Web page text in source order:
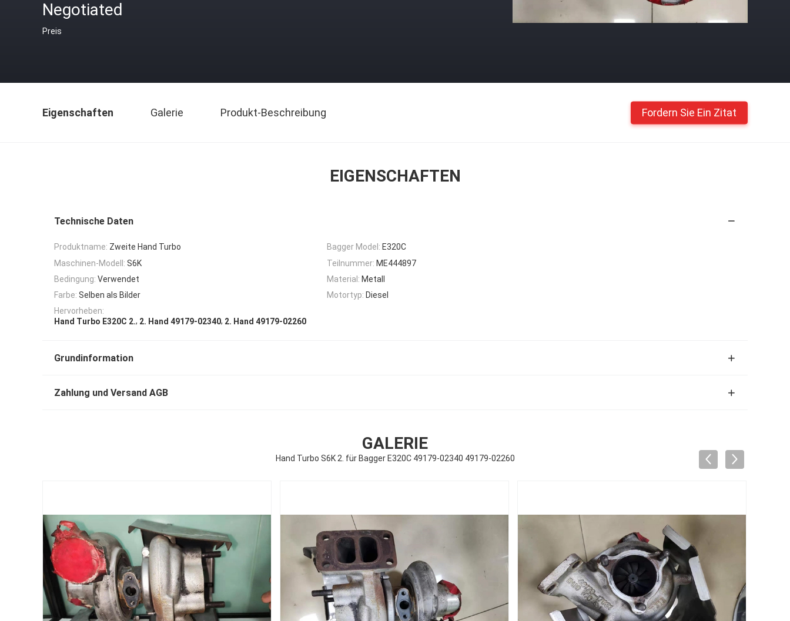
Negotiated
Preis
Eigenschaften Galerie Produkt-Beschreibung Fordern Sie Ein Zitat
EIGENSCHAFTEN
Technische Daten
Produktname: Zweite Hand Turbo Bagger Model: E320C
Maschinen-Modell: S6K Teilnummer: ME444897
Bedingung: Verwendet Material: Metall
Farbe: Selben als Bilder Motortyp: Diesel
Hervorheben:
Hand Turbo E320C 2., 2. Hand 49179-02340, 2. Hand 49179-02260
Grundinformation
Zahlung und Versand AGB
GALERIE
Hand Turbo S6K 2. für Bagger E320C 49179-02340 49179-02260